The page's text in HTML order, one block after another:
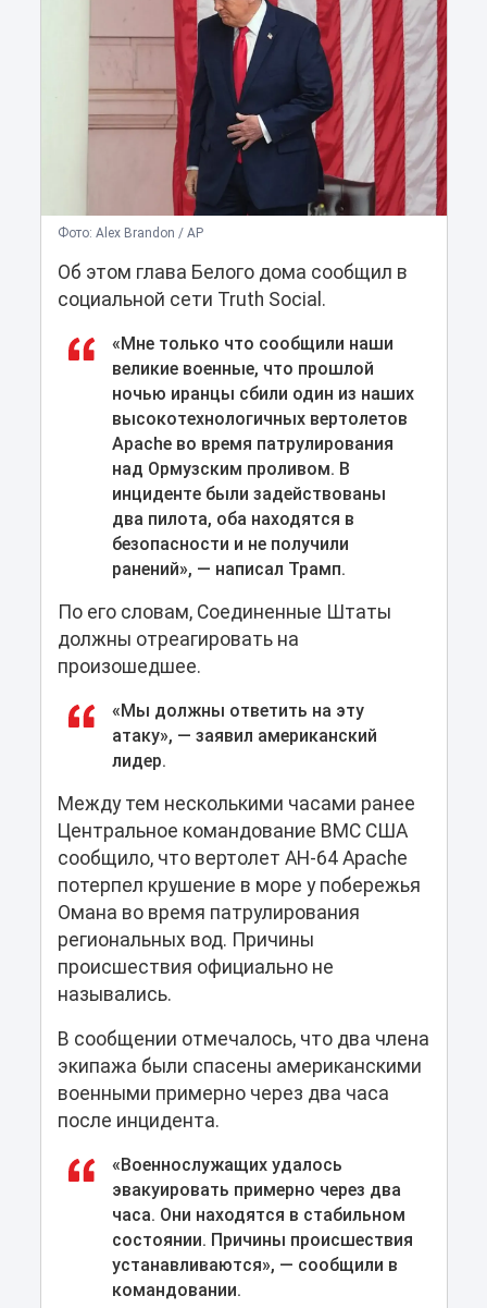
Фото: Alex Brandon / AP
Об этом глава Белого дома сообщил в
социальной сети Truth Social.
«Мне только что сообщили наши
великие военные, что прошлой
ночью иранцы сбили один из наших
высокотехнологичных вертолетов
Apache во время патрулирования
над Ормузским проливом. В
инциденте были задействованы
два пилота, оба находятся в
безопасности и не получили
ранений», — написал Трамп.
По его словам, Соединенные Штаты
должны отреагировать на
произошедшее.
«Мы должны ответить на эту
атаку», — заявил американский
лидер.
Между тем несколькими часами ранее
Центральное командование ВМС США
сообщило, что вертолет AH-64 Apache
потерпел крушение в море у побережья
Омана во время патрулирования
региональных вод. Причины
происшествия официально не
назывались.
В сообщении отмечалось, что два члена
экипажа были спасены американскими
военными примерно через два часа
после инцидента.
«Военнослужащих удалось
эвакуировать примерно через два
часа. Они находятся в стабильном
состоянии. Причины происшествия
устанавливаются», — сообщили в
командовании.